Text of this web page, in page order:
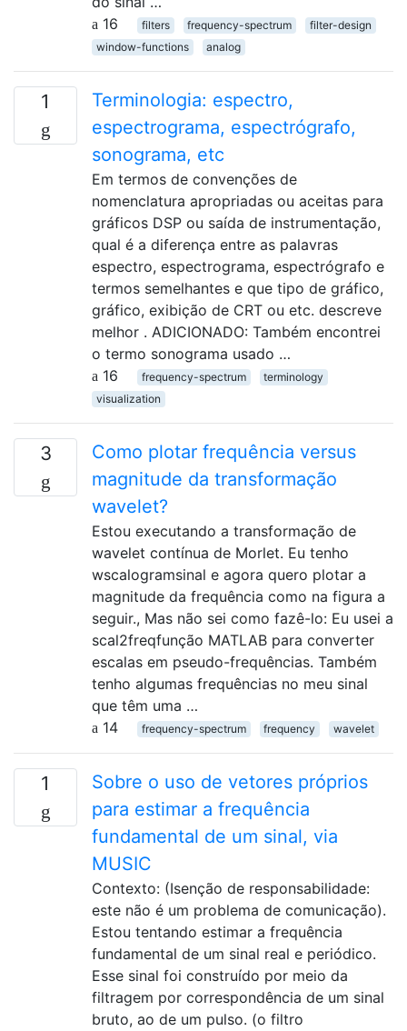
16
filters frequency-spectrum
filter-design
window-functions
analog
1
Terminologia: espectro,
espectrograma, espectrógrafo,
sonograma, etc
Em termos de convenções de
nomenclatura apropriadas ou aceitas para
gráficos DSP ou saída de instrumentação,
qual é a diferença entre as palavras
espectro, espectrograma, espectrógrafo e
termos semelhantes e que tipo de gráfico,
gráfico, exibição de CRT ou etc. descreve
melhor . ADICIONADO: Também encontrei
o termo sonograma usado …
16
frequency-spectrum
terminology
visualization
3
Como plotar frequência versus
magnitude da transformação
wavelet?
Estou executando a transformação de
wavelet contínua de Morlet. Eu tenho
wscalogramsinal e agora quero plotar a
magnitude da frequência como na figura a
seguir., Mas não sei como fazê-lo: Eu usei a
scal2freqfunção MATLAB para converter
escalas em pseudo-frequências. Também
tenho algumas frequências no meu sinal
que têm uma …
14
frequency-spectrum frequency wavelet
1
Sobre o uso de vetores próprios
para estimar a frequência
fundamental de um sinal, via
MUSIC
Contexto: (Isenção de responsabilidade:
este não é um problema de comunicação).
Estou tentando estimar a frequência
fundamental de um sinal real e periódico.
Esse sinal foi construído por meio da
filtragem por correspondência de um sinal
bruto, ao de um pulso. (o filtro